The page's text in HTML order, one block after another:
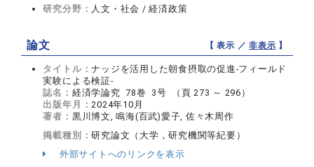
研究分野： 人文・社会 / 経済政策
論文 【 表示 ／非表示 】
タイトル：ナッジを活用した朝食摂取の促進-フィールド
実験による検証-
誌名： 経済学論究 78巻 3号 （頁 273 ～ 296）
出版年月：2024年10月
著者： 黒川博文, 鳴海(百武)愛子, 佐々木周作
掲載種別：研究論文（大学，研究機関等紀要）
外部サイトへのリンクを表示